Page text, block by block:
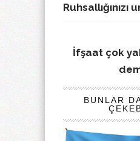
Ruhsallığınızı
İfşaat çok
BUNLAR